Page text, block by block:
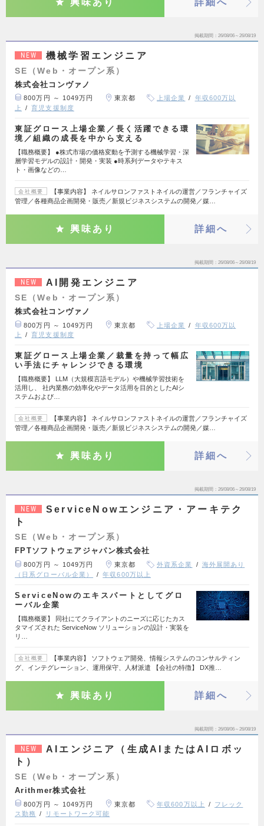
掲載期間 26/08/06～26/08/19
NEW 機械学習エンジニア
SE（Web・オープン系）
株式会社コンヴァノ
800万円 ～ 1049万円 東京都 上場企業
年収600万以
上
育児支援制度
東証グロース上場企業／長く活躍できる環
境／組織の成長を中から支える
【職務概要】 ●株式市場の価格変動を予測する機械学習・深
層学習モデルの設計・開発・実装 ●時系列データやテキス
ト・画像などの…
会社概要
【事業内容】 ネイルサロンファストネイルの運営／フランチャイズ
管理／各種商品企画開発・販売／新規ビジネスシステムの開発／媒…
興味あり 詳細へ
掲載期間 26/08/06～26/08/19
NEW AI開発エンジニア
SE（Web・オープン系）
株式会社コンヴァノ
800万円 ～ 1049万円 東京都 上場企業
年収600万以
上
育児支援制度
東証グロース上場企業／裁量を持って幅広
い手法にチャレンジできる環境
【職務概要】 LLM（大規模言語モデル）や機械学習技術を
活用し、 社内業務の効率化やデータ活用を目的としたAIシ
ステムおよび…
会社概要
【事業内容】 ネイルサロンファストネイルの運営／フランチャイズ
管理／各種商品企画開発・販売／新規ビジネスシステムの開発／媒…
興味あり 詳細へ
掲載期間 26/08/06～26/08/19
NEW
ServiceNowエンジニア・アーキテク
ト
SE（Web・オープン系）
FPTソフトウェアジャパン株式会社
800万円 ～ 1049万円 東京都 外資系企業
海外展開あり
（日系グローバル企業）
年収600万以上
ServiceNowのエキスパートとしてグロ
ーバル企業
【職務概要】 同社にてクライアントのニーズに応じたカス
タマイズされた ServiceNow ソリューションの設計・実装を
リ…
会社概要
【事業内容】 ソフトウェア開発、情報システムのコンサルティン
グ、インテグレーション、運用保守、人材派遣 【会社の特徴】 DX推…
興味あり 詳細へ
掲載期間 26/08/06～26/08/19
NEW
AIエンジニア（生成AIまたはAIロボッ
ト）
SE（Web・オープン系）
Arithmer株式会社
800万円 ～ 1049万円 東京都 年収600万以上
フレック
ス勤務
リモートワーク可能